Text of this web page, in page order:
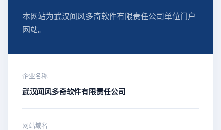
本网站为武汉闻风多奇软件有限责任公司单位门户
网站。
企业名称
武汉闻风多奇软件有限责任公司
网站域名